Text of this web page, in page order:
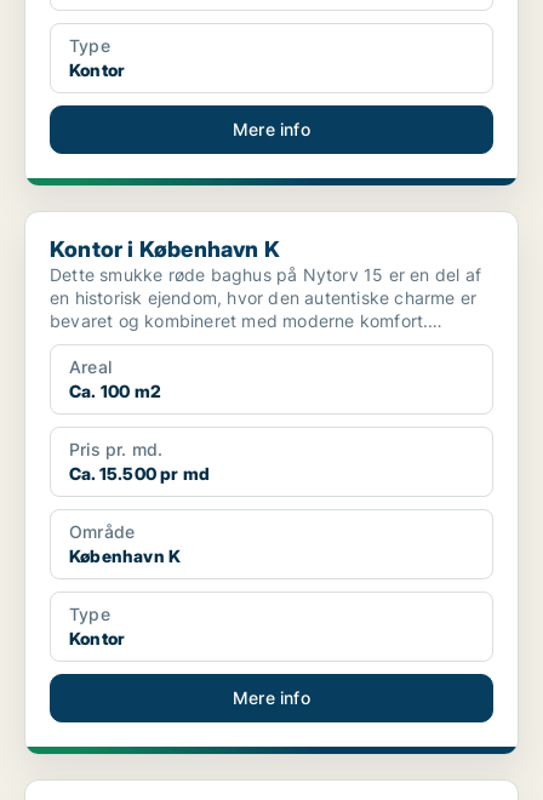
Type
Kontor
Mere info
Kontor i København K
Kontor i København K
Dette smukke røde baghus på Nytorv 15 er en del af
en historisk ejendom, hvor den autentiske charme er
bevaret og kombineret med moderne komfort.
Ejendomme...
Areal
Ca. 100 m2
Pris pr. md.
Ca. 15.500 pr md
Område
København K
Type
Kontor
Mere info
Klinik i København K